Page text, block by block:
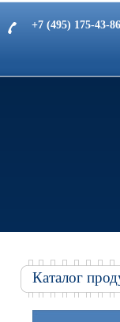
+7 (495) 175-43-
Каталог